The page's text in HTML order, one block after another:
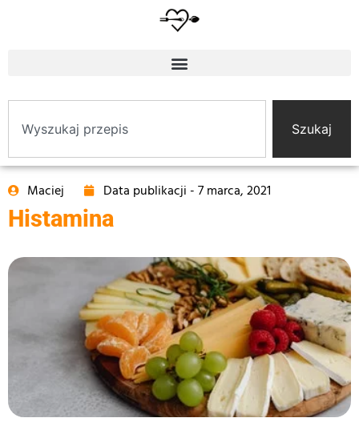
Szukaj
Maciej Data publikacji - 7 marca, 2021
Histamina